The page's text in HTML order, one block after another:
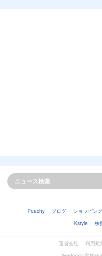
Peachy ブログ ショッピング
Kstyle
株
運営会社 利用規